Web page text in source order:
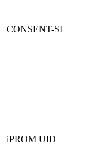
CONSENT-SI
iPROM UID